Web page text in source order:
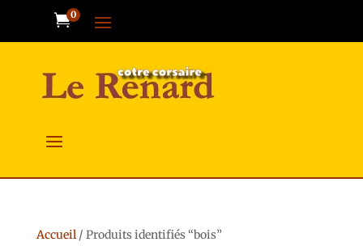
0
Accueil/ Produits identifiés “bois”